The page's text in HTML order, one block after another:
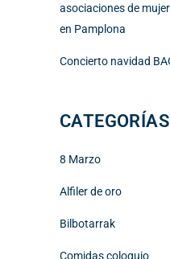
asociaciones de
en Pamplona
Concierto navidad
CATEGORÍAS
8 Marzo
Alfiler de oro
Bilbotarrak
Comidas coloquio